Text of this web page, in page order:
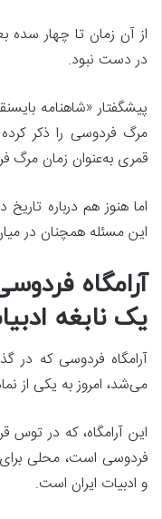
از آن زمان تا چهار سده
در دست نبود.
پیشگفتار «شاهنامه
قمری به‌عنوان زمان
اما هنوز هم درباره
این مسئله همچنان در
آرامگاه
یک نابغه
آرامگاه فردوسی که در
می‌شد، امروز به یکی از
این آرامگاه، که در توس
فردوسی است، محلی برای
و ادبیات ایران است.